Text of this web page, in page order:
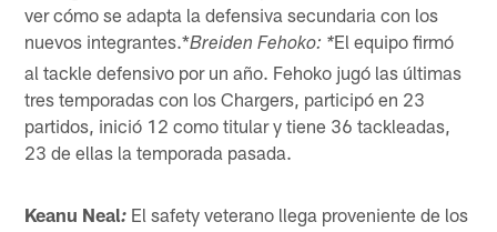
ver cómo se adapta la defensiva secundaria con los
nuevos integrantes.*Breiden Fehoko: *El equipo firmó
al tackle defensivo por un año. Fehoko jugó las últimas
tres temporadas con los Chargers, participó en 23
partidos, inició 12 como titular y tiene 36 tackleadas,
23 de ellas la temporada pasada.
Keanu Neal: El safety veterano llega proveniente de los